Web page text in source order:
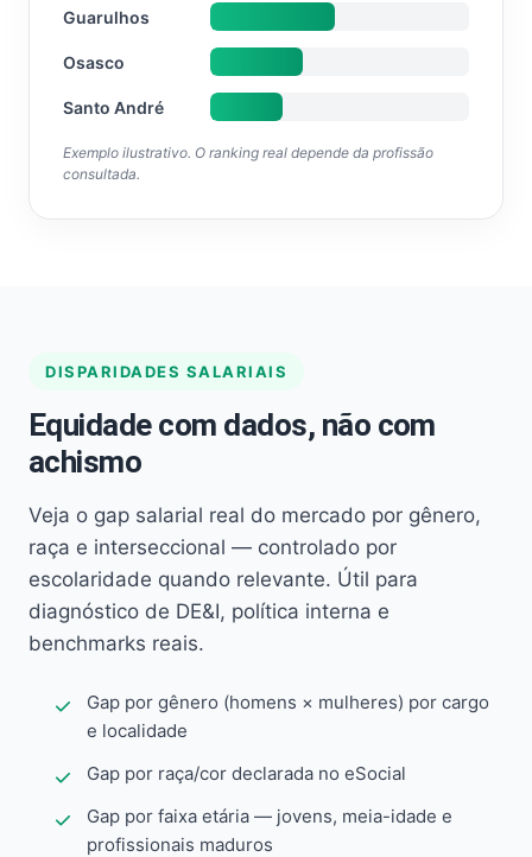
Guarulhos
Osasco
Santo André
Exemplo ilustrativo. O ranking real depende da profissão
consultada.
DISPARIDADES SALARIAIS
Equidade com dados, não com
achismo
Veja o gap salarial real do mercado por gênero,
raça e interseccional — controlado por
escolaridade quando relevante. Útil para
diagnóstico de DE&I, política interna e
benchmarks reais.
Gap por gênero (homens × mulheres) por cargo
e localidade
Gap por raça/cor declarada no eSocial
Gap por faixa etária — jovens, meia-idade e
profissionais maduros